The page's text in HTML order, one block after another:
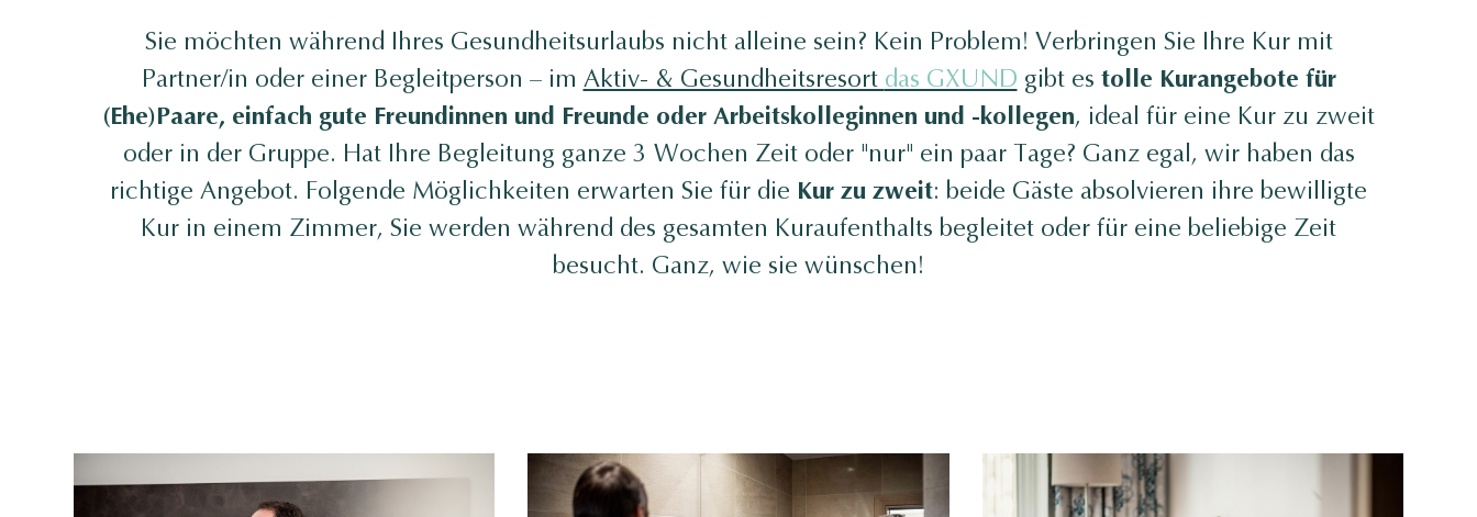
Sie möchten während Ihres Gesundheitsurlaubs nicht alleine sein? Kein Problem! Verbringen Sie Ihre Kur mit
Partner/in oder einer Begleitperson – im Aktiv- & Gesundheitsresort das GXUND gibt es tolle Kurangebote für
(Ehe)Paare, einfach gute Freundinnen und Freunde oder Arbeitskolleginnen und -kollegen, ideal für eine Kur zu zweit
oder in der Gruppe. Hat Ihre Begleitung ganze 3 Wochen Zeit oder "nur" ein paar Tage? Ganz egal, wir haben das
richtige Angebot. Folgende Möglichkeiten erwarten Sie für die Kur zu zweit: beide Gäste absolvieren ihre bewilligte
Kur in einem Zimmer, Sie werden während des gesamten Kuraufenthalts begleitet oder für eine beliebige Zeit
besucht. Ganz, wie sie wünschen!